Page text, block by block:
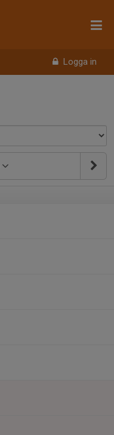
Logga in